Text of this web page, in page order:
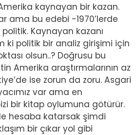
kaynayan bir kazan.
ama bu edebi -1970’lerde
Kaynayan kazanı
ki politik bir analiz girişimi için
olsun..? Doğrusu bu
Amerika araştırmalarının az
ise zorun da zoru. Asgari
var ama en
bir kitap oylumuna götürür.
hesaba katarsak şimdi
bir çıkar yol gibi